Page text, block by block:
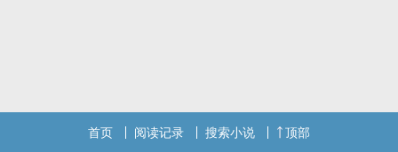
首页 阅读记录 搜索小说 顶部